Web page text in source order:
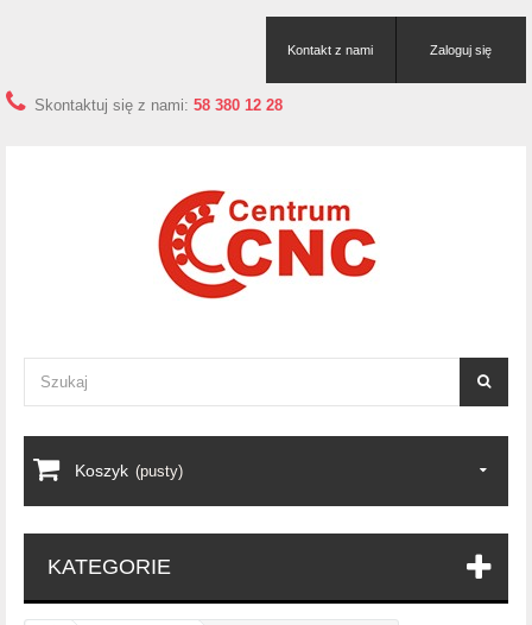
Zaloguj się
Kontakt z nami
Skontaktuj się z nami: 58 380 12 28
Koszyk (pusty)
KATEGORIE